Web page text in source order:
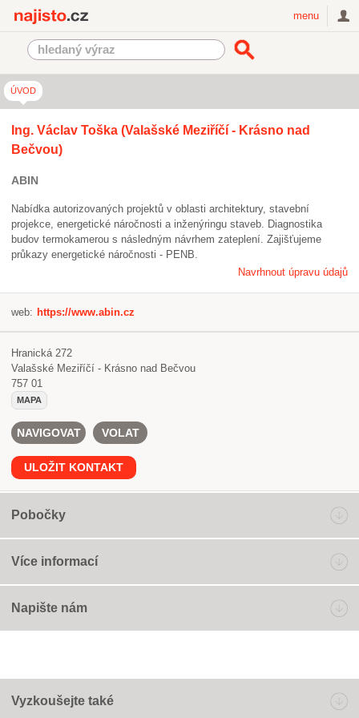
menu
ÚVOD
Ing. Václav Toška (Valašské Meziříčí - Krásno nad
Bečvou)
ABIN
Nabídka autorizovaných projektů v oblasti architektury, stavební
projekce, energetické náročnosti a inženýringu staveb. Diagnostika
budov termokamerou s následným návrhem zateplení. Zajišťujeme
průkazy energetické náročnosti - PENB.
Navrhnout úpravu údajů
web: https://www.abin.cz
Hranická 272
Valašské Meziříčí - Krásno nad Bečvou
757 01
MAPA
NAVIGOVAT VOLAT
ULOŽIT KONTAKT
Pobočky
Více informací
Napište nám
Vyzkoušejte také